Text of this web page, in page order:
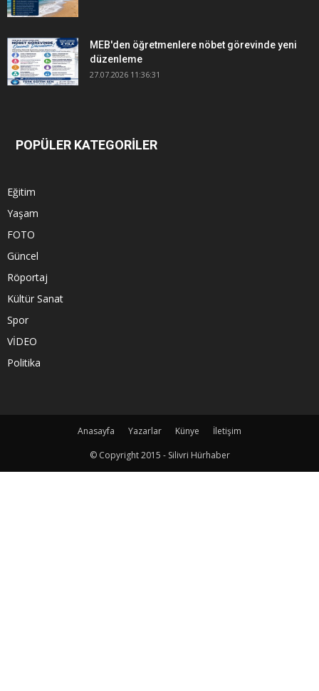
MEB'den öğretmenlere nöbet görevinde yeni
düzenleme
27.07.2026 11:36:31
POPÜLER KATEGORİLER
Eğitim
Yaşam
FOTO
Güncel
Röportaj
Kültür Sanat
Spor
VİDEO
Politika
Anasayfa Yazarlar Künye
İletişim
© Copyright 2015 - Silivri Hürhaber